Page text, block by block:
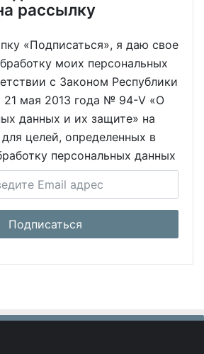
рассылку
«Подписаться», я даю свое
моих персональных
с Законом Республики
21 мая 2013 года № 94-V «О
данных и их защите» на
целей, определенных в
персональных данных